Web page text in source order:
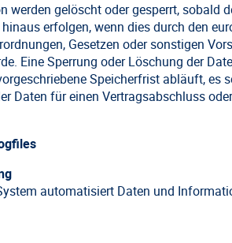
werden gelöscht oder gesperrt, sobald
erfolgen, wenn dies durch den
Gesetzen oder sonstigen
Eine Sperrung oder Löschung der
Speicherfrist abläuft, es
Daten für einen Vertragsabschluss
automatisiert Daten und